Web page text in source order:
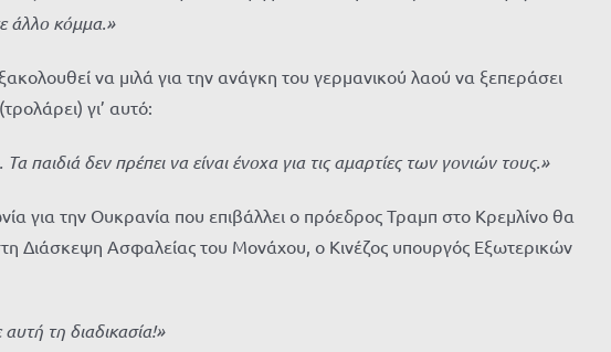
άλλο κόμμα.»
να μιλά για την ανάγκη του γερμανικού λαού να ξεπεράσει
γι’ αυτό:
δεν πρέπει να είναι ένοχα για τις αμαρτίες των γονιών τους.»
για την Ουκρανία που επιβάλλει ο πρόεδρος Τραμπ στο Κρεμλίνο θα
Διάσκεψη Ασφαλείας του Μονάχου, ο Κινέζος υπουργός Εξωτερικών
τη διαδικασία!»